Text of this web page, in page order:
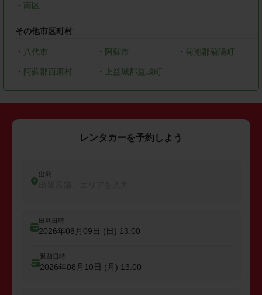
・ 南区
その他市区町村
・ 八代市 ・ 阿蘇市 ・ 菊池郡菊陽町
・ 阿蘇郡西原村 ・ 上益城郡益城町
レンタカーを予約しよう
出発
出発日時
2026年08月09日 (日) 13:00
返却日時
2026年08月10日 (月) 13:00